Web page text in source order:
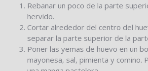
Rebanar un poco de la parte
hervido.
Cortar alrededor del centro del
separar la parte superior de la
Poner las yemas de huevo en un
mayonesa, sal, pimienta y comino.